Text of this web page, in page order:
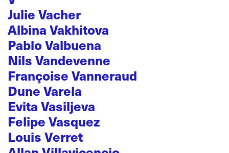
Julie Vacher
Albina Vakhitova
Pablo Valbuena
Nils Vandevenne
Françoise Vanneraud
Dune Varela
Evita Vasiljeva
Felipe Vasquez
Louis Verret